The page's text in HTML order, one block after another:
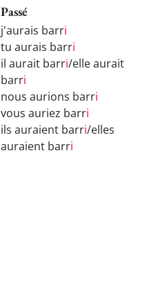
Passé
j'aurais barri
tu aurais barri
il aurait barri/elle aurait
barri
nous aurions barri
vous auriez barri
ils auraient barri/elles
auraient barri